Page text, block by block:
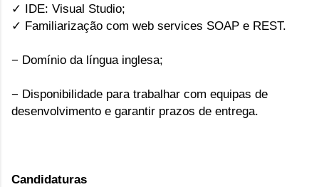
✓ IDE: Visual Studio;
✓ Familiarização com web services SOAP e REST.
− Domínio da língua inglesa;
− Disponibilidade para trabalhar com equipas de
desenvolvimento e garantir prazos de entrega.
Candidaturas